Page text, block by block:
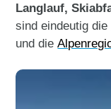
Langlauf,
sind eindeutig die
und die